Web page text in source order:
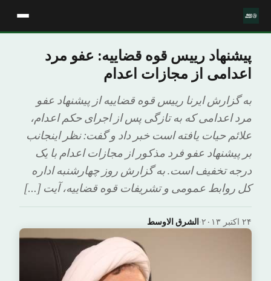
پیشنهاد رییس قوه قضاییه: عفو مرد
اعدامی از مجازات اعدام
به گزارش ایرنا رییس قوه قضاییه از پیشنهاد عفو
مرد اعدامی که به تازگی پس از اجرای حکم اعدام،
علائم حیات یافته است خبر داد و گفت: نظر اینجانب
بر پیشنهاد عفو فرد مذکور از مجازات اعدام با یک
درجه تخفیف است. به گزارش روز چهارشنبه اداره
کل روابط عمومی و تشریفات قوه قضاییه، آیت […]
الشرق الاوسط· ۲۴ اکتبر ۲۰۱۳